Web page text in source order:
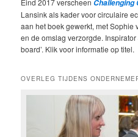
Challenging
Lansink als kader voor circulaire
aan het boek gewerkt, met
en de omslag verzorgde.
board’. Klik voor informatie op titel.
OVERLEG TIJDENS